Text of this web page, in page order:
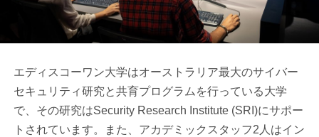
エディスコーワン大学はオーストラリア最大のサイバー
セキュリティ研究と共育プログラムを行っている大学
で、その研究はSecurity Research Institute (SRI)にサポー
トされています。また、アカデミックスタッフ2人はイン